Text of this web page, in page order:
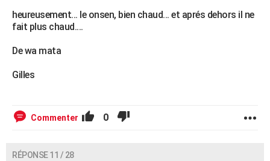
heureusement... le onsen, bien chaud... et aprés dehors il ne
fait plus chaud....
De wa mata
Gilles
Commenter 0
RÉPONSE 11 / 28